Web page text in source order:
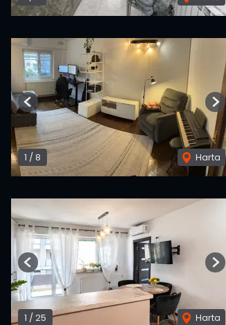
1 /8 Harta
Previous
1 /25 Harta
Previous